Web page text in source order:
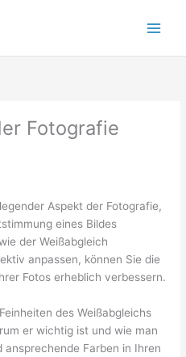
Fotografie
Aspekt der Fotografie,
eines Bildes
der Weißabgleich
anpassen, können Sie die
Fotos erheblich verbessern.
des Weißabgleichs
er wichtig ist und wie man
Farben in Ihren